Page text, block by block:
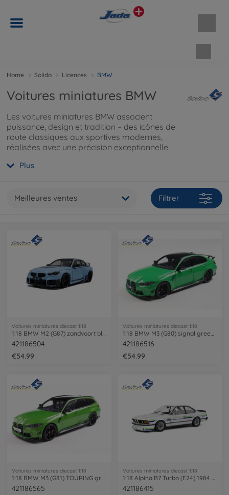
Home Solido Licences BMW
Voitures miniatures BMW
Les voitures miniatures BMW associent
puissance, design et tradition – des icônes de
route classiques aux sportives modernes,
réalisées avec une précision exceptionnelle.
Plus
Meilleures ventes Filtrer
Voitures miniatures diecast 1:18
1:18 BMW M2 (G87) zandvoort blue
421186504
€54.99
Voitures miniatures diecast 1:18
1:18 BMW M3 (G80) signal green uni
421186516
€54.99
Voitures miniatures diecast 1:18
421186565
Voitures miniatures diecast 1:18
421186415